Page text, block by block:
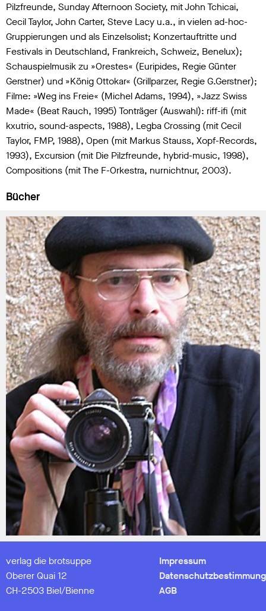
Pilzfreunde, Sunday Afternoon Society, mit John Tchicai,
Cecil Taylor, John Carter, Steve Lacy u.a., in vielen ad-hoc-
Gruppierungen und als Einzelsolist; Konzertauftritte und
Festivals in Deutschland, Frankreich, Schweiz, Benelux);
Schauspielmusik zu »Orestes« (Euripides, Regie Günter
Gerstner) und »König Ottokar« (Grillparzer, Regie G.Gerstner);
Filme: »Weg ins Freie« (Michel Adams, 1994), »Jazz Swiss
Made« (Beat Rauch, 1995) Tonträger (Auswahl): riff-ifi (mit
kxutrio, sound-aspects, 1988), Legba Crossing (mit Cecil
Taylor, FMP, 1988), Open (mit Markus Stauss, Xopf-Records,
1993), Excursion (mit Die Pilzfreunde, hybrid-music, 1998),
Compositions (mit The F-Orkestra, nurnichtnur, 2003).
Bücher
verlag die brotsuppe
Oberer Quai 12
CH-2503 Biel/Bienne
Impressum
Datenschutzbestimmung
AGB